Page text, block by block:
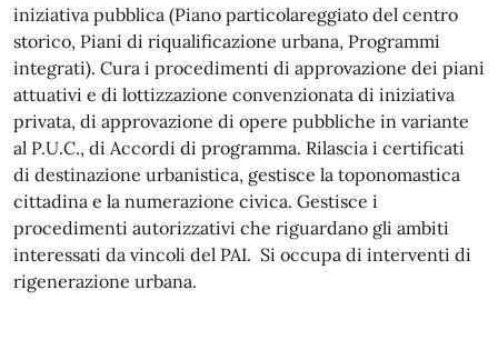
iniziativa pubblica (Piano particolareggiato del centro
storico, Piani di riqualificazione urbana, Programmi
integrati). Cura i procedimenti di approvazione dei piani
attuativi e di lottizzazione convenzionata di iniziativa
privata, di approvazione di opere pubbliche in variante
al P.U.C., di Accordi di programma. Rilascia i certificati
di destinazione urbanistica, gestisce la toponomastica
cittadina e la numerazione civica. Gestisce i
procedimenti autorizzativi che riguardano gli ambiti
interessati da vincoli del PAI. Si occupa di interventi di
rigenerazione urbana.